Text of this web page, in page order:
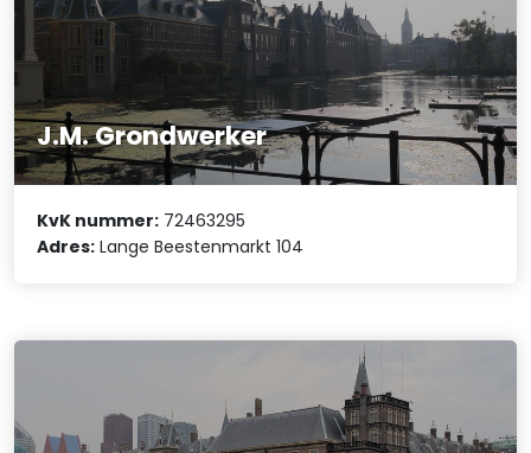
J.M. Grondwerker
KvK nummer: 72463295
Adres: Lange Beestenmarkt 104